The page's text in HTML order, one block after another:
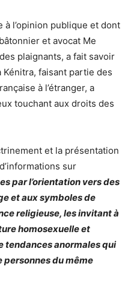
à l’opinion publique et dont
et avocat Me
plaignants, a fait savoir
Kénitra, faisant partie des
à l’étranger, a
touchant aux droits des
et la présentation
sur
par l’orientation vers des
et aux symboles de
religieuse, les invitant à
homosexuelle et
tendances anormales qui
personnes du même